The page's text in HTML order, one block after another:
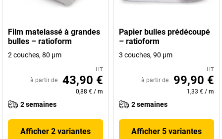
Film matelassé à grandes
bulles – ratioform
2 couches, 80 µm
HT
à partir de 43,90 €
0,88 € / m
2 semaines
Afficher 2 variantes
Papier bulles prédécoupé
– ratioform
3 couches, 90 µm
HT
à partir de 99,90 €
1,33 € / m
2 semaines
Afficher 5 variantes